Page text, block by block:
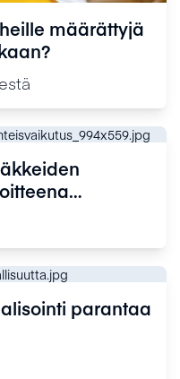
määrättyjä
parantaa